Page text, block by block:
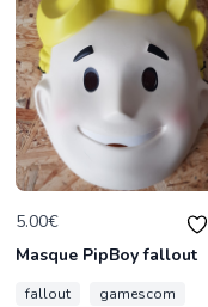
5.00€
Masque PipBoy fallout
fallout gamescom